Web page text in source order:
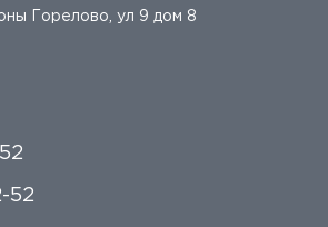
Горелово, ул 9 дом 8
52